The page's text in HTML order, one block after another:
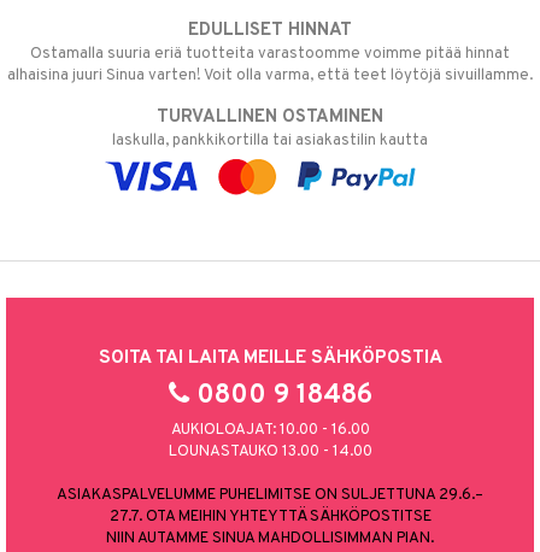
EDULLISET HINNAT
Ostamalla suuria eriä tuotteita varastoomme voimme pitää hinnat
alhaisina juuri Sinua varten! Voit olla varma, että teet löytöjä sivuillamme.
TURVALLINEN OSTAMINEN
laskulla, pankkikortilla tai asiakastilin kautta
SOITA TAI LAITA MEILLE SÄHKÖPOSTIA
0800 9 18486
AUKIOLOAJAT: 10.00 - 16.00
LOUNASTAUKO 13.00 - 14.00
ASIAKASPALVELUMME PUHELIMITSE ON SULJETTUNA 29.6.–
27.7. OTA MEIHIN YHTEYTTÄ SÄHKÖPOSTITSE
NIIN AUTAMME SINUA MAHDOLLISIMMAN PIAN.